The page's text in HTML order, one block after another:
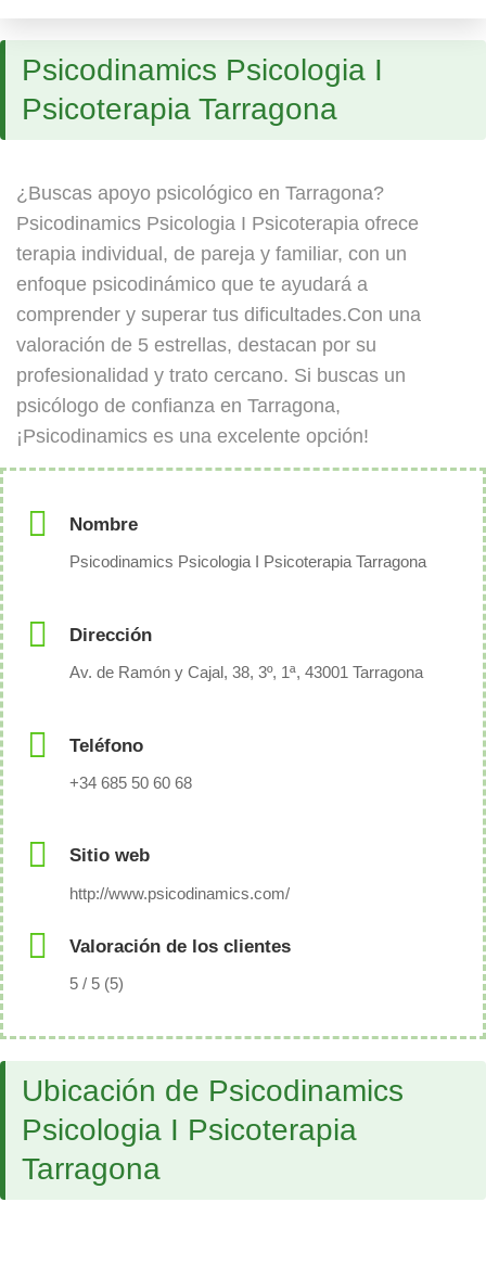
Psicodinamics Psicologia I
Psicoterapia Tarragona
¿Buscas apoyo psicológico en Tarragona?
Psicodinamics Psicologia I Psicoterapia ofrece
terapia individual, de pareja y familiar, con un
enfoque psicodinámico que te ayudará a
comprender y superar tus dificultades.Con una
valoración de 5 estrellas, destacan por su
profesionalidad y trato cercano. Si buscas un
psicólogo de confianza en Tarragona,
¡Psicodinamics es una excelente opción!
Nombre
Psicodinamics Psicologia I Psicoterapia Tarragona
Dirección
Av. de Ramón y Cajal, 38, 3º, 1ª, 43001 Tarragona
Teléfono
+34 685 50 60 68
Sitio web
http://www.psicodinamics.com/
Valoración de los clientes
5 / 5 (5)
Ubicación de Psicodinamics
Psicologia I Psicoterapia
Tarragona